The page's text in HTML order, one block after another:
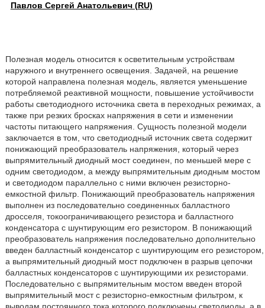
Павлов Сергей Анатольевич (RU)
Полезная модель относится к осветительным устройствам
наружного и внутреннего освещения. Задачей, на решение
которой направлена полезная модель, является уменьшение
потребляемой реактивной мощности, повышение устойчивости
работы светодиодного источника света в переходных режимах, а
также при резких бросках напряжения в сети и изменении
частоты питающего напряжения. Сущность полезной модели
заключается в том, что светодиодный источник света содержит
понижающий преобразователь напряжения, который через
выпрямительный диодный мост соединен, по меньшей мере с
одним светодиодом, а между выпрямительным диодным мостом
и светодиодом параллельно с ними включен резисторно-
емкостной фильтр. Понижающий преобразователь напряжения
выполнен из последовательно соединенных балластного
дросселя, токоограничивающего резистора и балластного
конденсатора с шунтирующим его резистором. В понижающий
преобразователь напряжения последовательно дополнительно
введен балластный конденсатор с шунтирующим его резистором,
а выпрямительный диодный мост подключен в разрыв цепочки
балластных конденсаторов с шунтирующими их резисторами.
Последовательно с выпрямительным мостом введен второй
выпрямительный мост с резисторно-емкостным фильтром, к